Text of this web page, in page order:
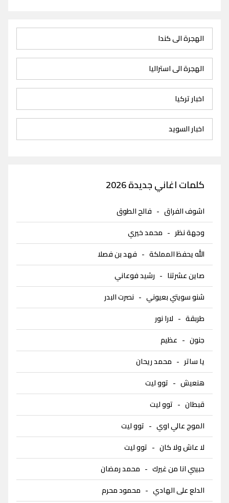
الهجرة الى كندا
الهجرة الى استراليا
اخبار تركيا
اخبار السويد
كلمات اغاني جديدة 2026
اشوف الفراق - فالح الطوق
وجهة نظر - محمد خيري
الله يحفظ المملكة - فهد بن فصلا
صاين عشرتنا - رشيد فوعاني
شنو سويتي بعيوني - نصرت البدر
طربقة - لارا نور
جنون - عظيم
يا ساتر - محمد ريحان
هنعيش - توو ليت
قبطان - توو ليت
الموج عالي اوي - توو ليت
لا عاش ولا كان - توو ليت
حبيبي انا من غيرك - محمد رمضان
الدلع على الهادي - محمود محرم